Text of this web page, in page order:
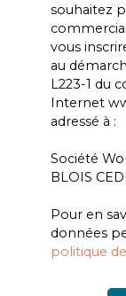
souhaitez
vous
au
L223-1 du
Internet
adressé à :
Société
BLOIS
Pour en
données
politique